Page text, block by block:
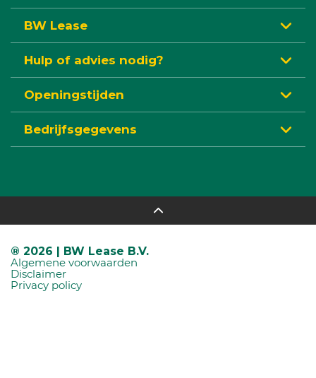
BW Lease
Hulp of advies nodig?
Openingstijden
Bedrijfsgegevens
® 2026 | BW Lease B.V.
Algemene voorwaarden
Disclaimer
Privacy policy